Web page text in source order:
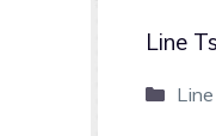
Line